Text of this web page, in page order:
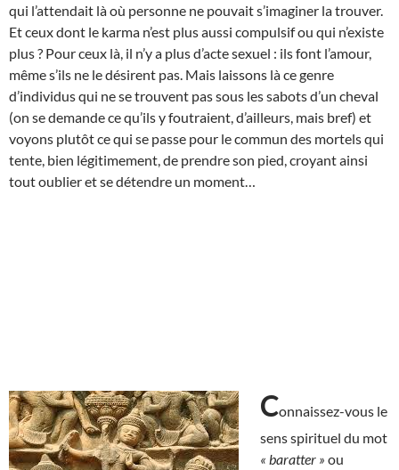
qui l’attendait là où personne ne pouvait s’imaginer la trouver.
Et ceux dont le karma n’est plus aussi compulsif ou qui n’existe
plus ? Pour ceux là, il n’y a plus d’acte sexuel : ils font l’amour,
même s’ils ne le désirent pas. Mais laissons là ce genre
d’individus qui ne se trouvent pas sous les sabots d’un cheval
(on se demande ce qu’ils y foutraient, d’ailleurs, mais bref) et
voyons plutôt ce qui se passe pour le commun des mortels qui
tente, bien légitimement, de prendre son pied, croyant ainsi
tout oublier et se détendre un moment…
Connaissez-vous le
sens spirituel du mot
« baratter » ou